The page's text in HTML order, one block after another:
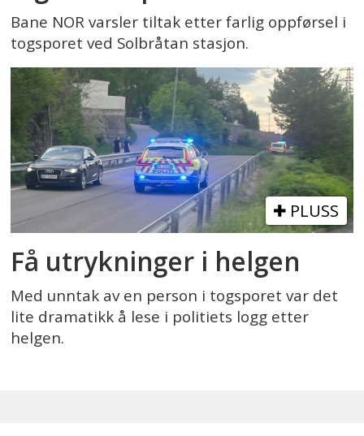
Bane NOR varsler tiltak etter farlig oppførsel i
togsporet ved Solbråtan stasjon.
PLUSS
Få utrykninger i helgen
Med unntak av en person i togsporet var det
lite dramatikk å lese i politiets logg etter
helgen.